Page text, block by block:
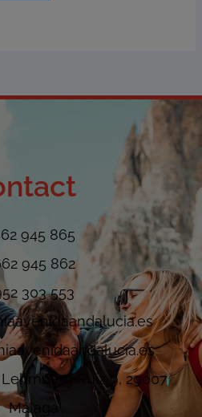
945 865
945 862
303 553
Ruiz 9, 29007
Málaga